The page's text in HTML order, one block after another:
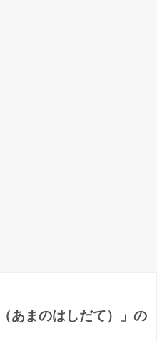
あまのはしだて）」の